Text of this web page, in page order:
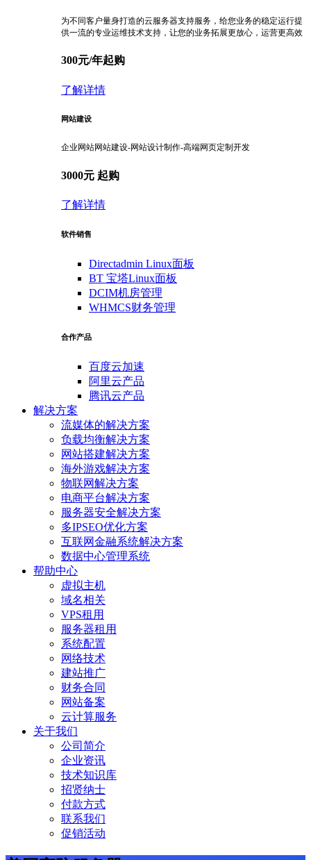
为不同客户量身打造的云服务器支持服务，给您业务的稳定运行提
供一流的专业运维技术支持，让您的业务拓展更放心，运营更高效
300元/年起购
了解详情
网站建设
企业网站网站建设-网站设计制作-高端网页定制开发
3000元 起购
了解详情
软件销售
Directadmin Linux面板
BT 宝塔Linux面板
DCIM机房管理
WHMCS财务管理
合作产品
百度云加速
阿里云产品
腾讯云产品
解决方案
流媒体的解决方案
负载均衡解决方案
网站搭建解决方案
海外游戏解决方案
物联网解决方案
电商平台解决方案
服务器安全解决方案
多IPSEO优化方案
互联网金融系统解决方案
数据中心管理系统
帮助中心
虚拟主机
域名相关
VPS租用
服务器租用
系统配置
网络技术
建站推广
财务合同
网站备案
云计算服务
关于我们
公司简介
企业资讯
技术知识库
招贤纳士
付款方式
联系我们
促销活动